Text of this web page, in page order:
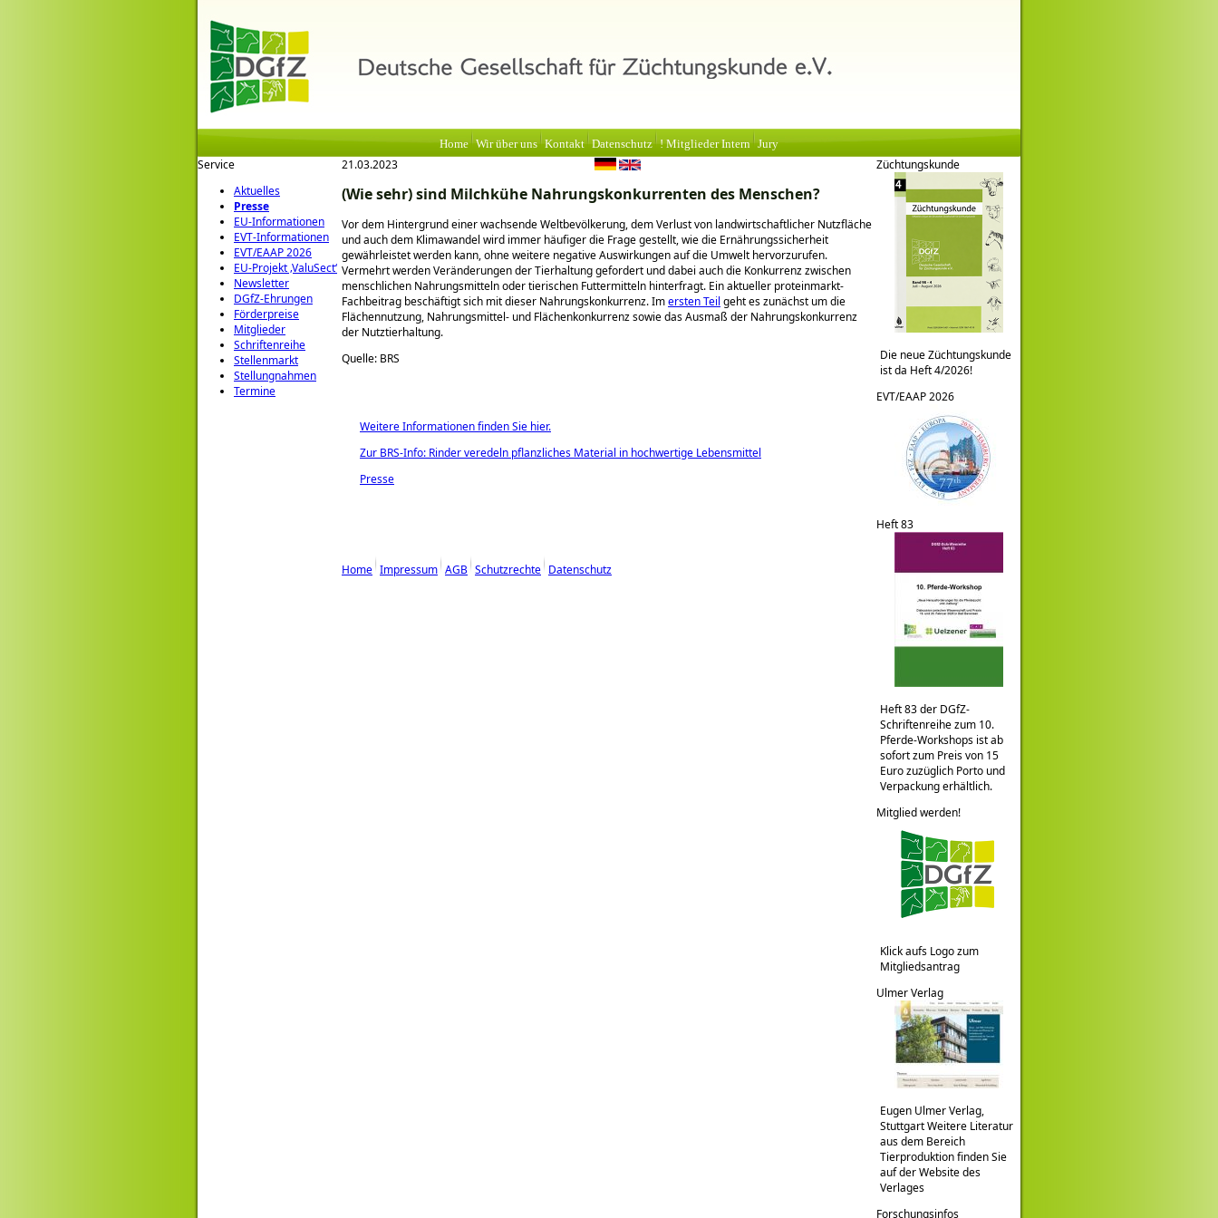
Home Wir über uns Kontakt Datenschutz ! Mitglieder Intern Jury
Service
Aktuelles
Presse
EU-Informationen
EVT-Informationen
EVT/EAAP 2026
EU-Projekt ‚ValuSect‘
Newsletter
DGfZ-Ehrungen
Förderpreise
Mitglieder
Schriftenreihe
Stellenmarkt
Stellungnahmen
Termine
21.03.2023
(Wie sehr) sind Milchkühe Nahrungskonkurrenten des Menschen?
Vor dem Hintergrund einer wachsende Weltbevölkerung, dem Verlust von landwirtschaftlicher Nutzfläche
und auch dem Klimawandel wird immer häufiger die Frage gestellt, wie die Ernährungssicherheit
gewährleistet werden kann, ohne weitere negative Auswirkungen auf die Umwelt hervorzurufen.
Vermehrt werden Veränderungen der Tierhaltung gefordert und dabei auch die Konkurrenz zwischen
menschlichen Nahrungsmitteln oder tierischen Futtermitteln hinterfragt. Ein aktueller proteinmarkt-
Fachbeitrag beschäftigt sich mit dieser Nahrungskonkurrenz. Imersten Teil geht es zunächst um die
Flächennutzung, Nahrungsmittel- und Flächenkonkurrenz sowie das Ausmaß der Nahrungskonkurrenz
der Nutztierhaltung.
Quelle: BRS
Weitere Informationen finden Sie hier.
Zur BRS-Info: Rinder veredeln pflanzliches Material in hochwertige Lebensmittel
Presse
Home Impressum AGB Schutzrechte Datenschutz
Züchtungskunde
Die neue Züchtungskunde
ist da Heft 4/2026!
EVT/EAAP 2026
Heft 83
Heft 83 der DGfZ-
Schriftenreihe zum 10.
Pferde-Workshops ist ab
sofort zum Preis von 15
Euro zuzüglich Porto und
Verpackung erhältlich.
Mitglied werden!
Klick aufs Logo zum
Mitgliedsantrag
Ulmer Verlag
Eugen Ulmer Verlag,
Stuttgart Weitere Literatur
aus dem Bereich
Tierproduktion finden Sie
auf der Website des
Verlages
Forschungsinfos